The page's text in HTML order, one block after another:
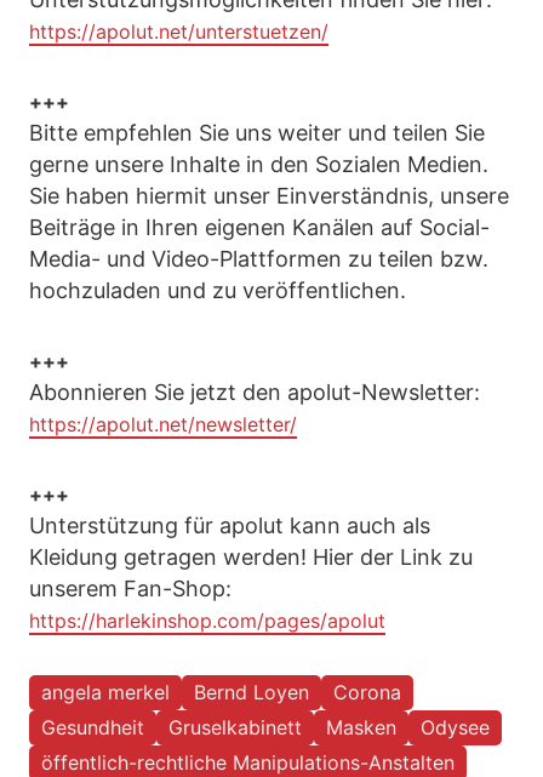
https://apolut.net/unterstuetzen/
+++
Bitte empfehlen Sie uns weiter und teilen Sie
gerne unsere Inhalte in den Sozialen Medien.
Sie haben hiermit unser Einverständnis, unsere
Beiträge in Ihren eigenen Kanälen auf Social-
Media- und Video-Plattformen zu teilen bzw.
hochzuladen und zu veröffentlichen.
+++
Abonnieren Sie jetzt den apolut-Newsletter:
https://apolut.net/newsletter/
+++
Unterstützung für apolut kann auch als
Kleidung getragen werden! Hier der Link zu
unserem Fan-Shop:
https://harlekinshop.com/pages/apolut
angela merkel Bernd Loyen
Corona
Gesundheit
Gruselkabinett Masken
Odysee
öffentlich-rechtliche Manipulations-Anstalten